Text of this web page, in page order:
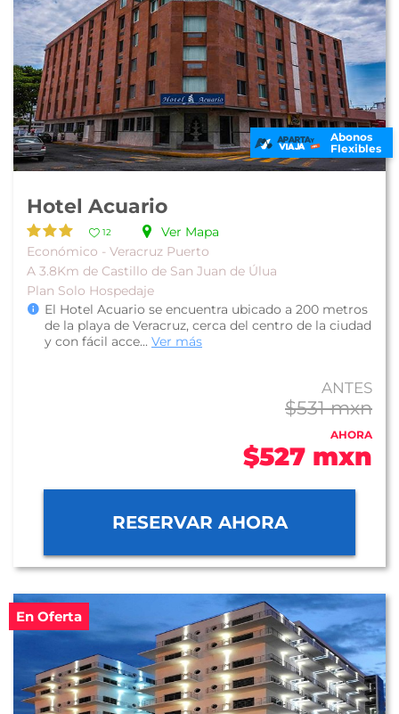
Abonos
Flexibles
Hotel Acuario
12
Ver Mapa
Económico - Veracruz Puerto
A 3.8Km de Castillo de San Juan de Úlua
Plan Solo Hospedaje
El Hotel Acuario se encuentra ubicado a 200 metros
de la playa de Veracruz, cerca del centro de la ciudad
y con fácil acce... Ver más
ANTES
$531 mxn
AHORA
$527 mxn
RESERVAR AHORA
En Oferta